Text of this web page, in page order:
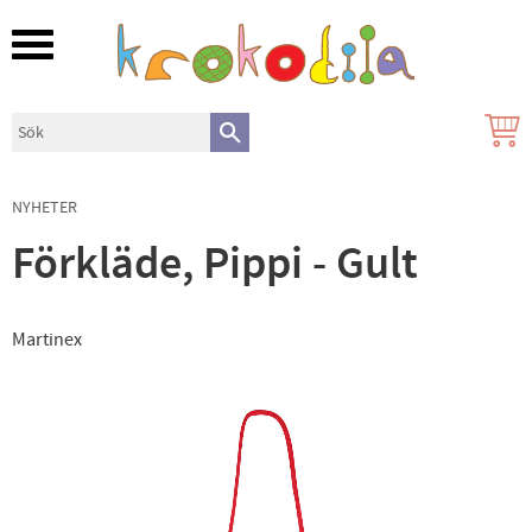
Meny
NYHETER
Förkläde, Pippi - Gult
Martinex